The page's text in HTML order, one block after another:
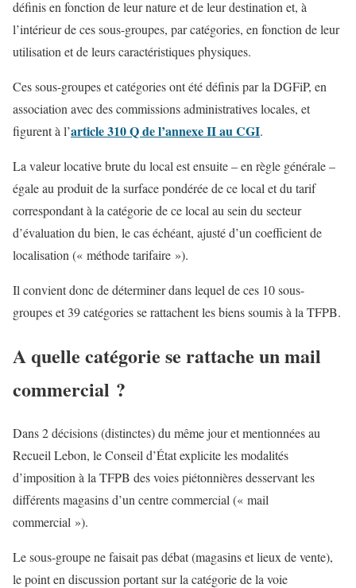
définis en fonction de leur nature et de leur destination et, à
l’intérieur de ces sous-groupes, par catégories, en fonction de leur
utilisation et de leurs caractéristiques physiques.
Ces sous-groupes et catégories ont été définis par la DGFiP, en
association avec des commissions administratives locales, et
figurent à l’article 310 Q de l’annexe II au CGI.
La valeur locative brute du local est ensuite – en règle générale –
égale au produit de la surface pondérée de ce local et du tarif
correspondant à la catégorie de ce local au sein du secteur
d’évaluation du bien, le cas échéant, ajusté d’un coefficient de
localisation (« méthode tarifaire »).
Il convient donc de déterminer dans lequel de ces 10 sous-
groupes et 39 catégories se rattachent les biens soumis à la TFPB.
A quelle catégorie se rattache un mail
commercial ?
Dans 2 décisions (distinctes) du même jour et mentionnées au
Recueil Lebon, le Conseil d’État explicite les modalités
d’imposition à la TFPB des voies piétonnières desservant les
différents magasins d’un centre commercial (« mail
commercial »).
Le sous-groupe ne faisait pas débat (magasins et lieux de vente),
le point en discussion portant sur la catégorie de la voie